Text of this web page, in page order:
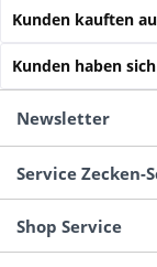
Kunden kauften
Kunden haben
Newsletter
Service Zecken-
Shop Service